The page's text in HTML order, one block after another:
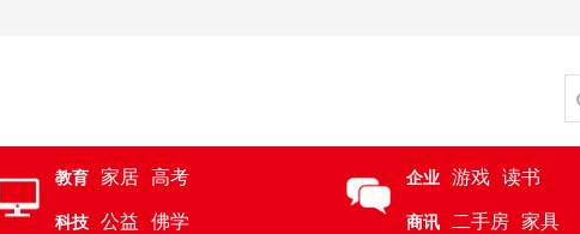
教育 家居 高考
科技 公益 佛学
企业 游戏 读书
商讯 二手房 家具